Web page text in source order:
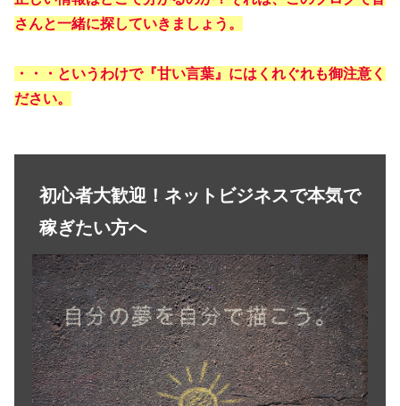
さんと一緒に探していきましょう。
・・・というわけで『甘い言葉』にはくれぐれも御注意く
ださい。
初心者大歓迎！ネットビジネスで本気で
稼ぎたい方へ